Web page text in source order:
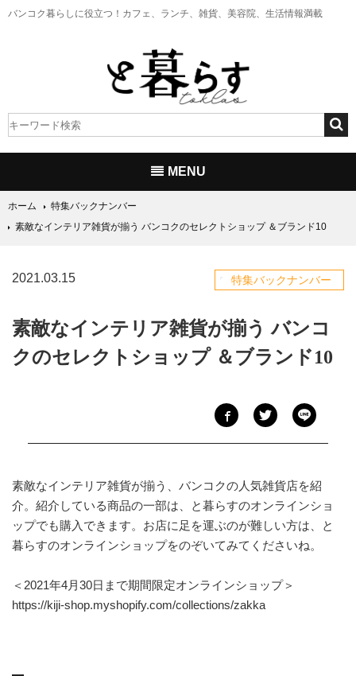
バンコク暮らしに役立つ！ カフェ、ランチ、雑貨、美容院、生活情報満載
MENU
ホーム
特集バックナンバー
素敵なインテリア雑貨が揃う バンコクのセレクトショップ ＆ブランド10
2021.03.15 特集バックナンバー
素敵なインテリア雑貨が揃う バンコ
クのセレクトショップ ＆ブランド10
素敵なインテリア雑貨が揃う、バンコクの人気雑貨店を紹
介。紹介している商品の一部は、と暮らすのオンラインショ
ップでも購入できます。お店に足を運ぶのが難しい方は、
と
暮らすのオンラインショップをのぞいてみてくださいね。
＜2021年4月30日まで期間限定オンラインショップ＞
https://kiji-shop.myshopify.com/collections/zakka